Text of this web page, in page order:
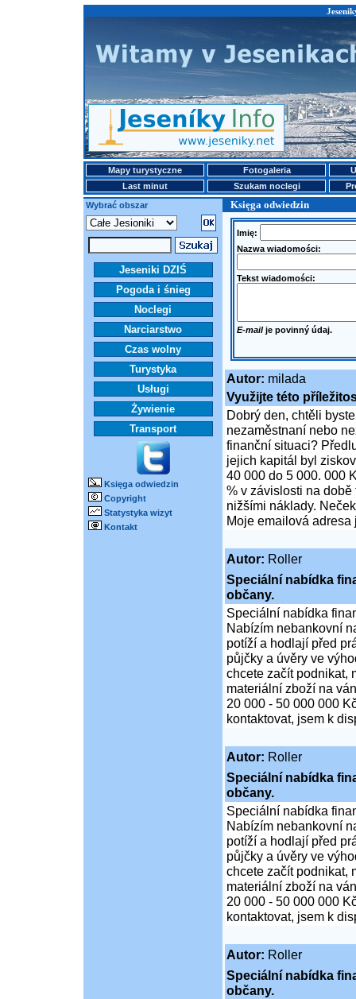
Mapy turystyczne Fotogaleria
Last minut
Szukam noclegi
Wybrać obszar
Księga odwiedzin
Jeseniki DZIŚ
Pogoda i śnieg
Noclegi
Narciarstwo
Czas wolny
Turystyka
Usługi
Żywienie
Transport
Księga odwiedzin
Copyright
Statystyka wizyt
Kontakt
Imię:
Nazwa wiadomości:
Tekst wiadomości:
E-mailje povinný údaj.
Autor: milada
Využijte této
Dobrý den, chtěli
nezaměstnaní nebo
finanční situaci?
jejich kapitál byl
40 000 do 5 000. 000
% v závislosti na
nižšími náklady.
Moje emailová adresa
Autor: Roller
Speciální nabídka
občany.
Speciální nabídka
Nabízím nebankovní
potíží a hodlají před
půjčky a úvěry ve
chcete začít podnikat,
materiální zboží na
20 000 - 50 000 000
kontaktovat, jsem k
Autor: Roller
Speciální nabídka
občany.
Speciální nabídka
Nabízím nebankovní
potíží a hodlají před
půjčky a úvěry ve
chcete začít podnikat,
materiální zboží na
20 000 - 50 000 000
kontaktovat, jsem k
Autor: Roller
Speciální nabídka
občany.